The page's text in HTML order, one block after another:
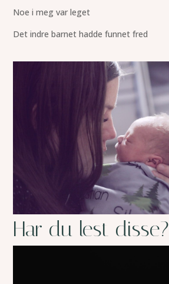
Noe i meg var leget
Det indre barnet hadde funnet fred
Har du lest disse?